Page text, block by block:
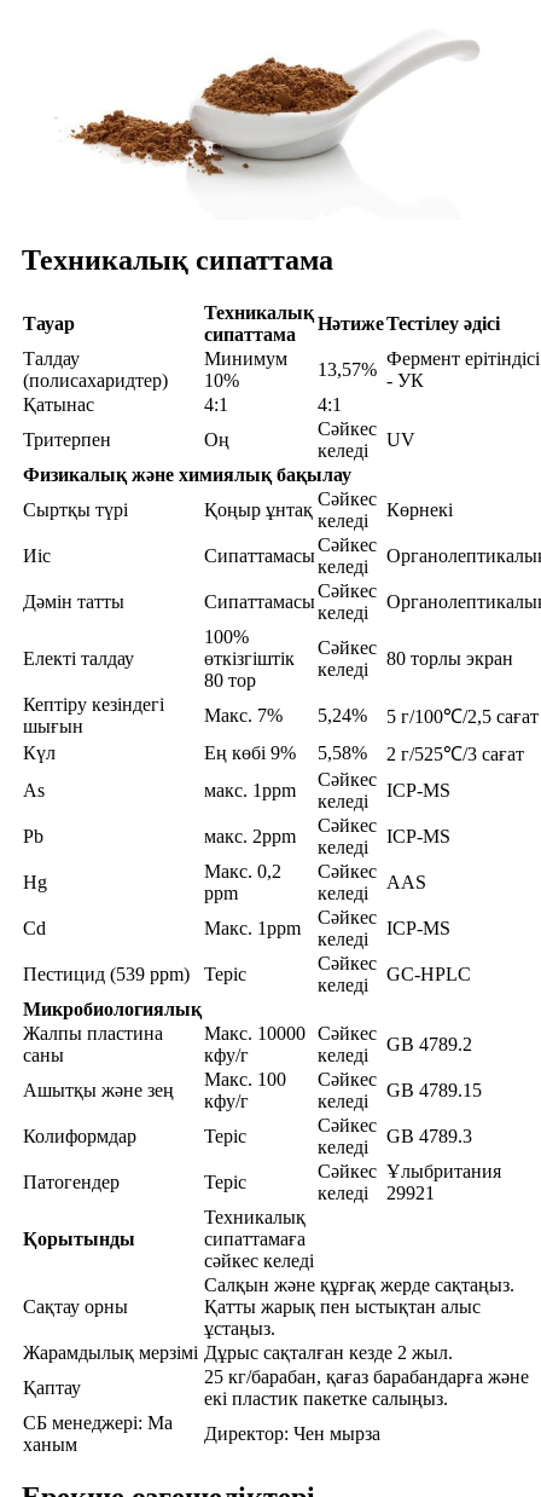
Техникалық сипаттама
Тауар
Техникалық
сипаттама
НәтижеТестілеу әдісі
Талдау
(полисахаридтер)
Минимум
10%
13,57%
Фермент ерітіндісі
- УК
Қатынас
4:1
4:1
Тритерпен
Оң
Сәйкес
келеді
UV
Физикалық және химиялық бақылау
Сыртқы түрі
Қоңыр ұнтақ
Сәйкес
келеді
Көрнекі
Иіс Сипаттамасы
Сәйкес
келеді
Дәмін татты Сипаттамасы
Сәйкес
келеді
Електі талдау
100%
өткізгіштік
80 тор
Сәйкес
келеді
80 торлы экран
Кептіру кезіндегі
шығын
Макс. 7% 5,24%
5 г/100℃/2,5 сағат
Күл
Ең көбі 9% 5,58%
2 г/525℃/3 сағат
As
макс. 1ppm
Сәйкес
келеді
ICP-MS
Pb макс. 2ppm
Сәйкес
келеді
ICP-MS
Hg
Макс. 0,2
ppm
Сәйкес
келеді
AAS
Cd Макс. 1ppm
Сәйкес
келеді
ICP-MS
Пестицид (539 ppm) Теріс
Сәйкес
келеді
GC-HPLC
Микробиологиялық
Жалпы пластина
саны
Макс. 10000
кфу/г
Сәйкес
келеді
GB 4789.2
Ашытқы және зең
Макс. 100
кфу/г
Сәйкес
келеді
GB 4789.15
Колиформдар Теріс
Сәйкес
келеді
GB 4789.3
Патогендер Теріс
Сәйкес
келеді
Ұлыбритания
29921
Қорытынды
Техникалық
сипаттамаға
сәйкес келеді
Сақтау орны
Салқын және құрғақ жерде сақтаңыз.
Қатты жарық пен ыстықтан алыс
ұстаңыз.
Жарамдылық мерзімі Дұрыс сақталған кезде 2 жыл.
Қаптау
25 кг/барабан, қағаз барабандарға және
екі пластик пакетке салыңыз.
СБ менеджері: Ма
ханым
Директор: Чен мырза